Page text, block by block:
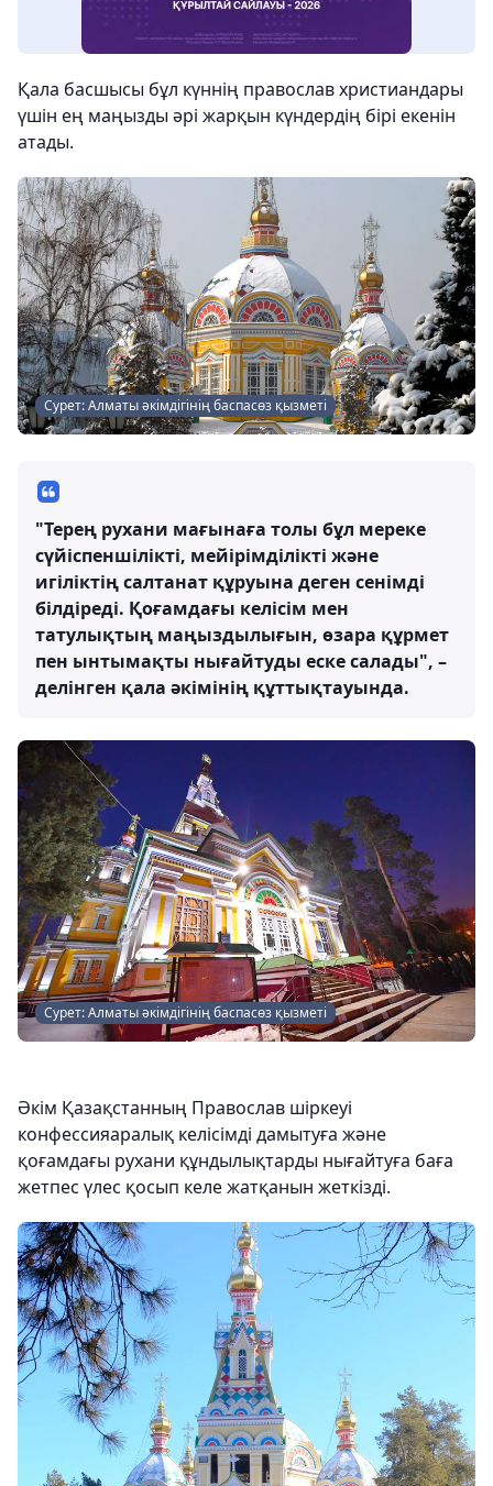
Қала басшысы бұл күннің православ христиандары
үшін ең маңызды әрі жарқын күндердің бірі екенін
атады.
Сурет: Алматы әкімдігінің баспасөз қызметі
"Терең рухани мағынаға толы бұл мереке
сүйіспеншілікті, мейірімділікті және
игіліктің салтанат құруына деген сенімді
білдіреді. Қоғамдағы келісім мен
татулықтың маңыздылығын, өзара құрмет
пен ынтымақты нығайтуды еске салады", –
делінген қала әкімінің құттықтауында.
Сурет: Алматы әкімдігінің баспасөз қызметі
Әкім Қазақстанның Православ шіркеуі
конфессияаралық келісімді дамытуға және
қоғамдағы рухани құндылықтарды нығайтуға баға
жетпес үлес қосып келе жатқанын жеткізді.